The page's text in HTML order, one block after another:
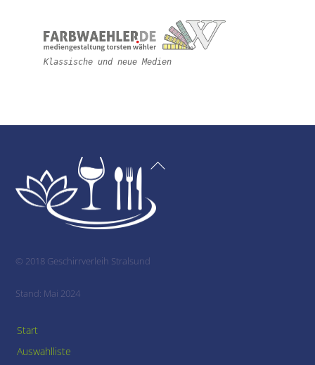
Klassische und neue Medien
Back
© 2018 Geschirrverleih Stralsund
Stand: Mai 2024
Start
Auswahlliste